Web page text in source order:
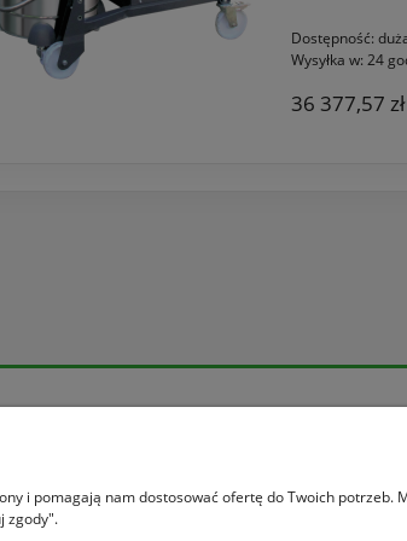
Dostępność:
Wysyłka w: 24
36 377,57 zł
Moje konto
Moje
i pomagają nam dostosować ofertę do Twoich
zgody".